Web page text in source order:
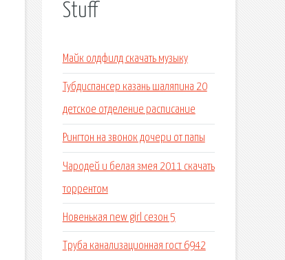
Stuff
Майк олдфилд скачать музыку
Тубдиспансер казань шаляпина 20
детское отделение расписание
Рингтон на звонок дочери от папы
Чародей и белая змея 2011 скачать
торрентом
Новенькая new girl сезон 5
Труба канализационная гост 6942